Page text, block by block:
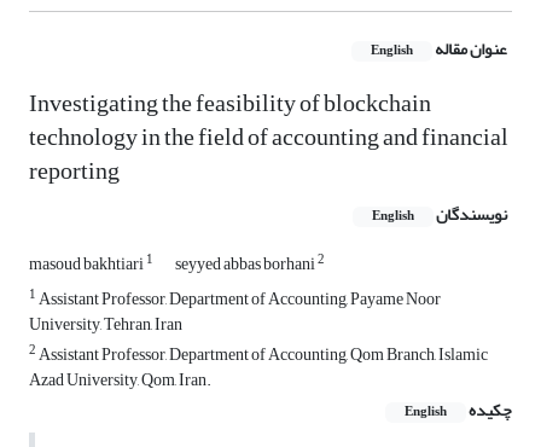
عنوان مقاله English
Investigating the feasibility of blockchain
technology in the field of accounting and financial
reporting
نویسندگان English
masoud bakhtiari1 seyyed abbas borhani2
1Assistant Professor, Department of Accounting, Payame Noor
University, Tehran, Iran
2Assistant Professor, Department of Accounting, Qom Branch, Islamic
Azad University, Qom, Iran.
چکیده
English